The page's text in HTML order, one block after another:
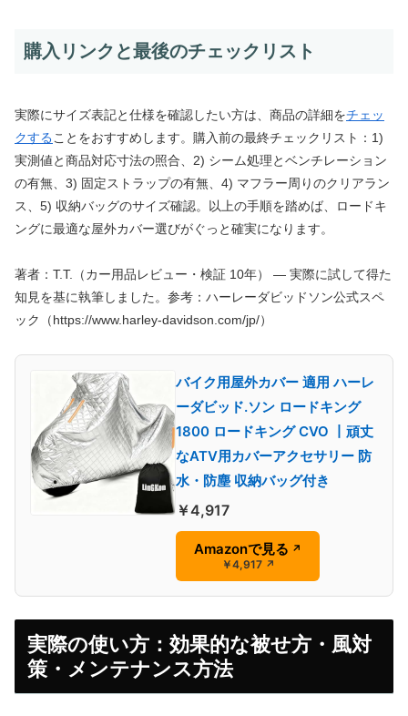
購入リンクと最後のチェックリスト
実際にサイズ表記と仕様を確認したい方は、商品の詳細をチェッ
クすることをおすすめします。購入前の最終チェックリスト：1)
実測値と商品対応寸法の照合、2) シーム処理とベンチレーション
の有無、3) 固定ストラップの有無、4) マフラー周りのクリアラン
ス、5) 収納バッグのサイズ確認。以上の手順を踏めば、ロードキ
ングに最適な屋外カバー選びがぐっと確実になります。
著者：T.T.（カー用品レビュー・検証 10年） — 実際に試して得た
知見を基に執筆しました。参考：ハーレーダビッドソン公式スペ
ック（https://www.harley-davidson.com/jp/）
バイク用屋外カバー 適用 ハーレ
ーダビッド.ソン ロードキング
1800 ロードキング CVO 丨頑丈
なATV用カバーアクセサリー 防
水・防塵 収納バッグ付き
￥4,917
Amazonで見る ↗
￥4,917 ↗
実際の使い方：効果的な被せ方・風対
策・メンテナンス方法